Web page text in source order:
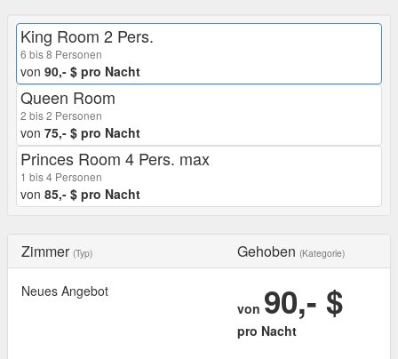
King Room 2 Pers.
6 bis 8 Personen
von 90,- $ pro Nacht
Queen Room
2 bis 2 Personen
von 75,- $ pro Nacht
Princes Room 4 Pers. max
1 bis 4 Personen
von 85,- $ pro Nacht
Zimmer (Typ) Gehoben (Kategorie)
Neues Angebot
von 90,- $
pro Nacht